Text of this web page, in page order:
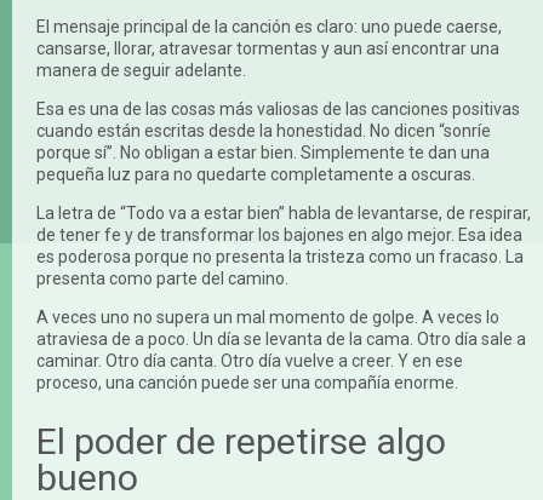
El mensaje principal de la canción es claro: uno puede caerse,
cansarse, llorar, atravesar tormentas y aun así encontrar una
manera de seguir adelante.
Esa es una de las cosas más valiosas de las canciones positivas
cuando están escritas desde la honestidad. No dicen “sonríe
porque sí”. No obligan a estar bien. Simplemente te dan una
pequeña luz para no quedarte completamente a oscuras.
La letra de “Todo va a estar bien” habla de levantarse, de respirar,
de tener fe y de transformar los bajones en algo mejor. Esa idea
es poderosa porque no presenta la tristeza como un fracaso. La
presenta como parte del camino.
A veces uno no supera un mal momento de golpe. A veces lo
atraviesa de a poco. Un día se levanta de la cama. Otro día sale a
caminar. Otro día canta. Otro día vuelve a creer. Y en ese
proceso, una canción puede ser una compañía enorme.
El poder de repetirse algo
bueno